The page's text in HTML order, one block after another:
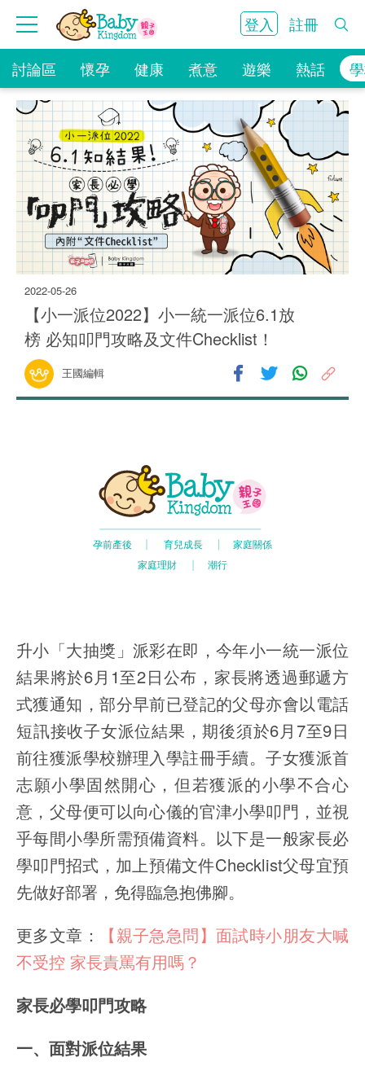
登入 註冊
討論區 懷孕 健康 煮意 遊樂 熱話
2022-05-26
【小一派位2022】小一統一派位6.1放
榜 必知叩門攻略及文件Checklist！
王國編輯
升小「大抽獎」派彩在即，今年小一統一派位
結果將於6月1至2日公布，家長將透過郵遞方
式獲通知，部分早前已登記的父母亦會以電話
短訊接收子女派位結果，期後須於6月7至9日
前往獲派學校辦理入學註冊手續。子女獲派首
志願小學固然開心，但若獲派的小學不合心
意，父母便可以向心儀的官津小學叩門，並視
乎每間小學所需預備資料。以下是一般家長必
學叩門招式，加上預備文件Checklist父母宜預
先做好部署，免得臨急抱佛腳。
更多文章：
【親子急急問】面試時小朋友大喊
不受控 家長責罵有用嗎？
家長必學叩門攻略
一、面對派位結果